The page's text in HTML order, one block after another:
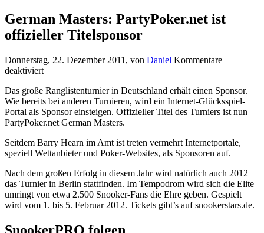
German Masters: PartyPoker.net ist
offizieller Titelsponsor
Donnerstag, 22. Dezember 2011 , von Daniel Kommentare
deaktiviertfür
Masters:
PartyPoker.net
ist
offizieller
Das große Ranglistenturnier in Deutschland erhält einen Sponsor.
Wie bereits bei anderen Turnieren, wird ein Internet-Glücksspiel-
Portal als Sponsor einsteigen. Offizieller Titel des Turniers ist nun
PartyPoker.net German Masters.
Seitdem Barry Hearn im Amt ist treten vermehrt Internetportale,
speziell Wettanbieter und Poker-Websites, als Sponsoren auf.
Nach dem großen Erfolg in diesem Jahr wird natürlich auch 2012
das Turnier in Berlin stattfinden. Im Tempodrom wird sich die Elite
umringt von etwa 2.500 Snooker-Fans die Ehre geben. Gespielt
wird vom 1. bis 5. Februar 2012. Tickets gibt’s auf snookerstars.de.